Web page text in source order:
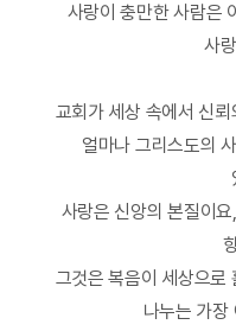
사랑이 충만한 사람은
사
교회가 세상 속에서 신
얼마나 그리스도의
사랑은 신앙의 본질이
그것은 복음이 세상으로
나누는 가장